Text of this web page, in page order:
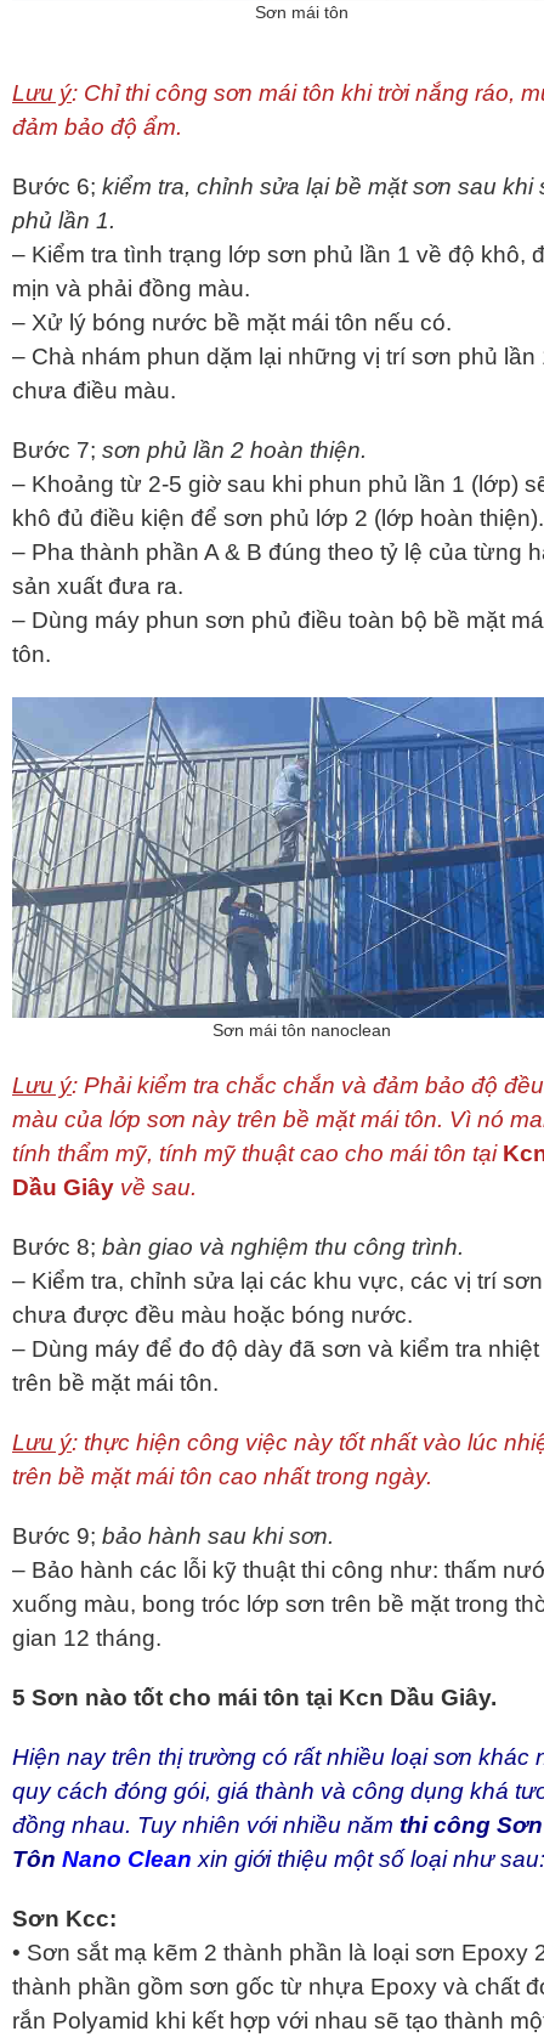
Sơn mái tôn
Lưu ý: Chỉ thi công sơn mái tôn khi trời nắng ráo,
đảm bảo độ ẩm.
Bước 6; kiểm tra, chỉnh sửa lại bề mặt sơn sau khi
phủ lần 1.
– Kiểm tra tình trạng lớp sơn phủ lần 1 về độ khô,
mịn và phải đồng màu.
– Xử lý bóng nước bề mặt mái tôn nếu có.
– Chà nhám phun dặm lại những vị trí sơn phủ lần
chưa điều màu.
Bước 7; sơn phủ lần 2 hoàn thiện.
– Khoảng từ 2-5 giờ sau khi phun phủ lần 1 (lớp)
khô đủ điều kiện để sơn phủ lớp 2 (lớp hoàn thiện).
– Pha thành phần A & B đúng theo tỷ lệ của từng
sản xuất đưa ra.
– Dùng máy phun sơn phủ điều toàn bộ bề mặt
tôn.
Sơn mái tôn nanoclean
Lưu ý: Phải kiểm tra chắc chắn và đảm bảo độ đều
màu của lớp sơn này trên bề mặt mái tôn. Vì nó
tính thẩm mỹ, tính mỹ thuật cao cho mái tôn tại
Dầu Giây về sau.
Bước 8; bàn giao và nghiệm thu công trình.
– Kiểm tra, chỉnh sửa lại các khu vực, các vị trí sơn
chưa được đều màu hoặc bóng nước.
– Dùng máy để đo độ dày đã sơn và kiểm tra nhiệt
trên bề mặt mái tôn.
Lưu ý: thực hiện công việc này tốt nhất vào lúc
trên bề mặt mái tôn cao nhất trong ngày.
Bước 9; bảo hành sau khi sơn.
– Bảo hành các lỗi kỹ thuật thi công như: thấm
xuống màu, bong tróc lớp sơn trên bề mặt trong
gian 12 tháng.
5 Sơn nào tốt cho mái tôn tại Kcn Dầu Giây.
Hiện nay trên thị trường có rất nhiều loại sơn khác
quy cách đóng gói, giá thành và công dụng khá
đồng nhau. Tuy nhiên với nhiều năm thi công
Tôn Nano Clean xin giới thiệu một số loại như sau:
Sơn Kcc:
• Sơn sắt mạ kẽm 2 thành phần là loại sơn Epoxy
thành phần gồm sơn gốc từ nhựa Epoxy và chất
rắn Polyamid khi kết hợp với nhau sẽ tạo thành